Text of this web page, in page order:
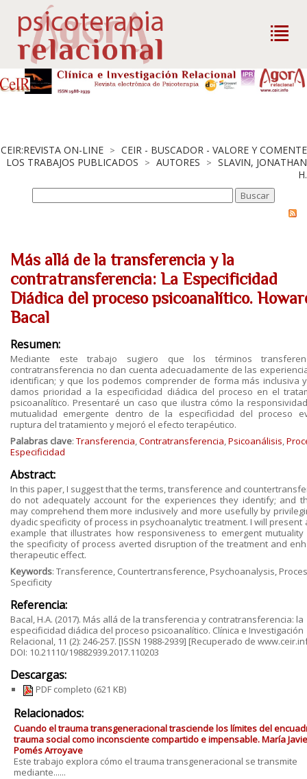
CEIR:REVISTA ON-LINE > CEIR - BUSCADOR - VALORE Y COMENTE
LOS TRABAJOS PUBLICADOS > AUTORES > SLAVIN, JONATHAN
H.
Más allá de la transferencia y la
contratransferencia: La Especificidad
Diádica del proceso psicoanalítico.
Bacal
Resumen:
Mediante este trabajo sugiero que los términos
contratransferencia no dan cuenta adecuadamente de las
identifican; y que los podemos comprender de forma más inclusiva
damos prioridad a la especificidad diádica del proceso en el
psicoanalítico. Presentaré un caso que ilustra cómo la
mutualidad emergente dentro de la especificidad del proceso
ruptura del tratamiento y mejoró el efecto terapéutico.
Palabras clave: Transferencia,Contratransferencia,Psicoanálisis,
Especificidad
Abstract:
In this paper, I suggest that the terms, transference and
do not adequately account for the experiences they identify; and
may comprehend them more inclusively and more usefully by
dyadic specificity of process in psychoanalytic treatment. I will present
example that illustrates how responsiveness to emergent mutuality
the specificity of process averted disruption of the treatment and
therapeutic effect.
Keywords: Transference, Countertransference, Psychoanalysis,
Specificity
Referencia:
Bacal, H.A. (2017). Más allá de la transferencia y contratransferencia: la
especificidad diádica del proceso psicoanalítico. Clínica e Investigación
Relacional, 11 (2): 246-257. [ISSN 1988-2939] [Recuperado de
DOI: 10.21110/19882939.2017.110203
Descargas:
PDF completo (621 KB)
Relacionados:
Cuando el trauma transgeneracional trasciende los límites del
trauma social como inconsciente compartido e impensable. María
Pomés Arroyave
Este trabajo explora cómo el trauma transgeneracional se transmite
mediante......